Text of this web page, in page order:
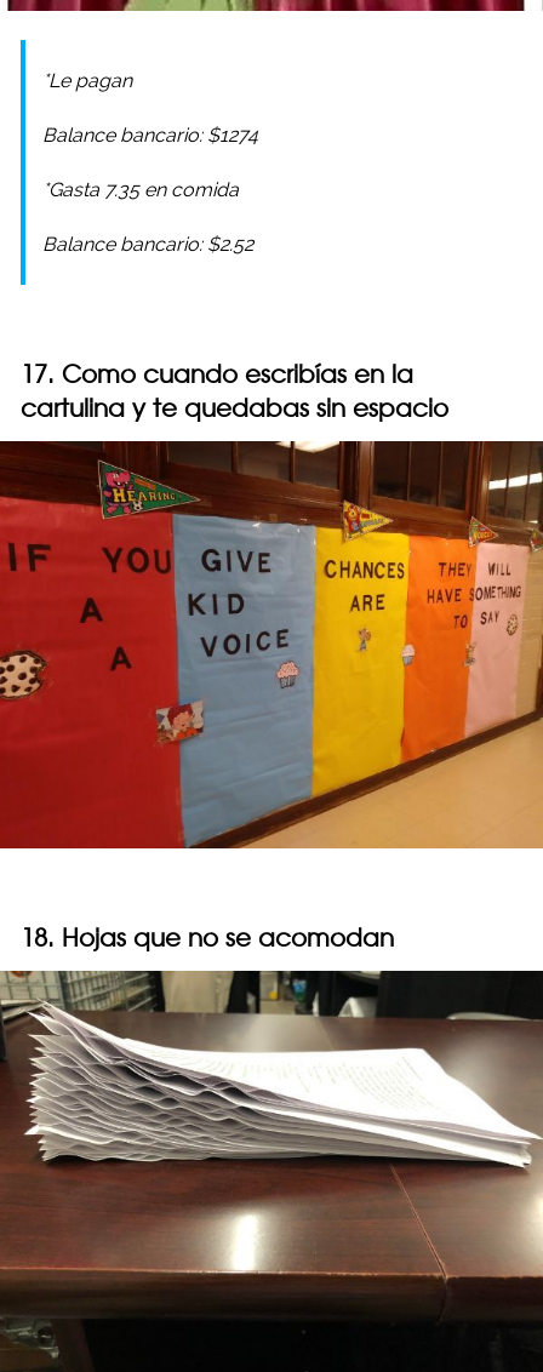
*Le pagan
Balance bancario: $1274
*Gasta 7.35 en comida
Balance bancario: $2.52
17. Como cuando escribías en la
cartulina y te quedabas sin espacio
18. Hojas que no se acomodan